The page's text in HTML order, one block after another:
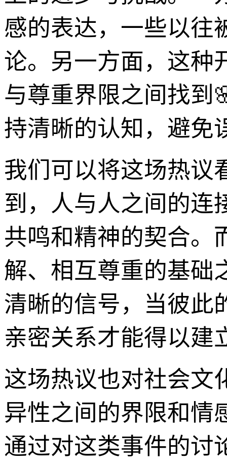
感的表达，一些以往
论。另一方面，这种
与尊重界限之间找到
持清晰的认知，避免
我们可以将这场热议
到，人与人之间的连
共鸣和精神的契合。
解、相互尊重的基础
清晰的信号，当彼此
亲密关系才能得以建
这场热议也对社会文
异性之间的界限和情
通过对这类事件的讨